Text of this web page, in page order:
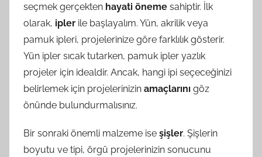
seçmek gerçekten hayati öneme sahiptir. İlk
olarak, ipler ile başlayalım. Yün, akrilik veya
pamuk ipleri, projelerinize göre farklılık gösterir.
Yün ipler sıcak tutarken, pamuk ipler yazlık
projeler için idealdir. Ancak, hangi ipi seçeceğinizi
belirlemek için projelerinizin amaçlarını göz
önünde bulundurmalısınız.
Bir sonraki önemli malzeme ise şişler. Şişlerin
boyutu ve tipi, örgü projelerinizin sonucunu